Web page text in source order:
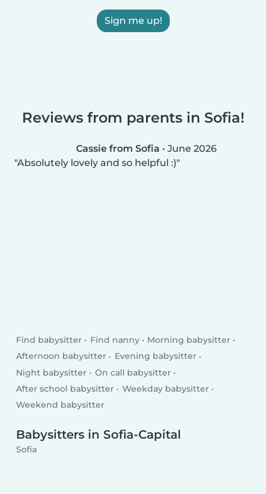
Sign me up!
Reviews from parents in Sofia!
Cassie from Sofia • June 2026
Absolutely lovely and so helpful :)
Find babysitter Find nanny
Morning babysitter
Afternoon babysitter
Evening babysitter
Night babysitter
On call babysitter
After school babysitter
Weekday babysitter
Weekend babysitter
Babysitters in Sofia-Capital
Sofia